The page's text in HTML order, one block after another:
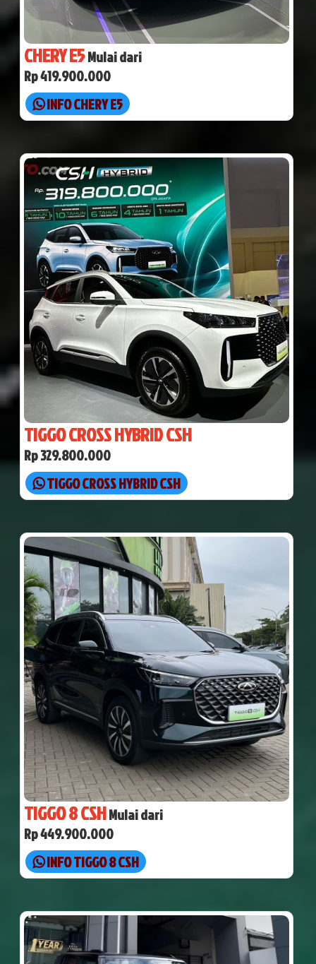
CHERY E5Mulai dari
Rp 419.900.000
INFO CHERY E5
TIGGO CROSS HYBRID CSH
Rp 329.800.000
TIGGO CROSS HYBRID CSH
TIGGO 8 CSHMulai dari
Rp 449.900.000
INFO TIGGO 8 CSH